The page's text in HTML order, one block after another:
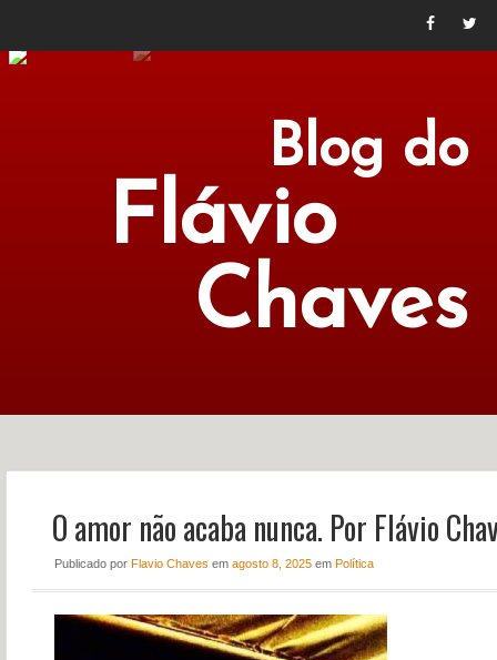
Blog do
Flávio
Chaves
NOTÍCIAS PERFIL
CONTATO
O amor não acaba nunca. Por Flávio
Publicado por Flavio Chaves em agosto 8, 2025em Política